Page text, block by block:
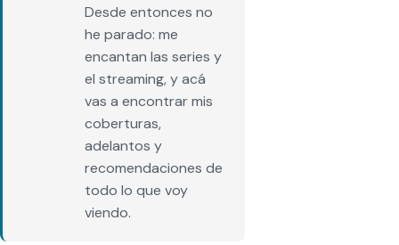
Desde entonces no
he parado: me
encantan las series y
el streaming, y acá
vas a encontrar mis
coberturas,
adelantos y
recomendaciones de
todo lo que voy
viendo.